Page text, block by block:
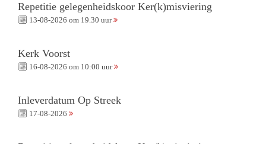
Repetitie gelegenheidskoor Ker(k)misviering
13-08-2026 om 19.30 uur
Kerk Voorst
16-08-2026 om 10:00 uur
Inleverdatum Op Streek
17-08-2026